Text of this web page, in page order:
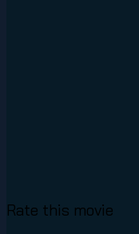
Rate this movie